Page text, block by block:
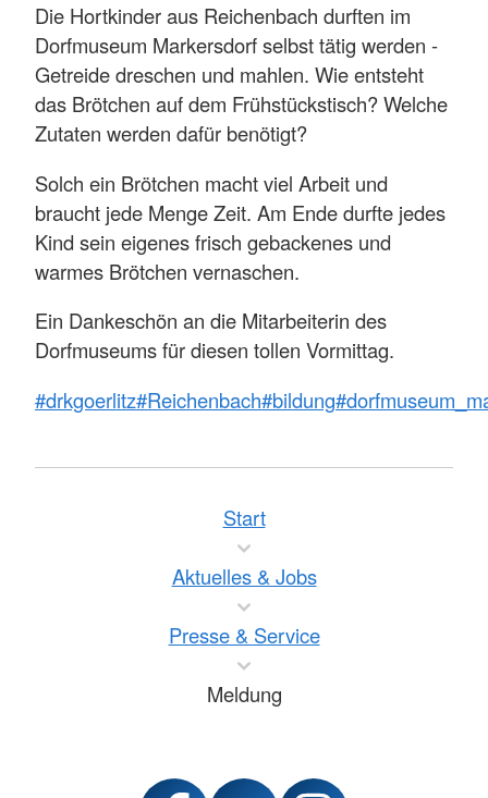
Die Hortkinder aus Reichenbach durften im
Dorfmuseum Markersdorf selbst tätig werden -
Getreide dreschen und mahlen. Wie entsteht
das Brötchen auf dem Frühstückstisch? Welche
Zutaten werden dafür benötigt?
Solch ein Brötchen macht viel Arbeit und
braucht jede Menge Zeit. Am Ende durfte jedes
Kind sein eigenes frisch gebackenes und
warmes Brötchen vernaschen.
Ein Dankeschön an die Mitarbeiterin des
Dorfmuseums für diesen tollen Vormittag.
#drkgoerlitz#Reichenbach#bildung
Start
Aktuelles & Jobs
Presse & Service
Meldung